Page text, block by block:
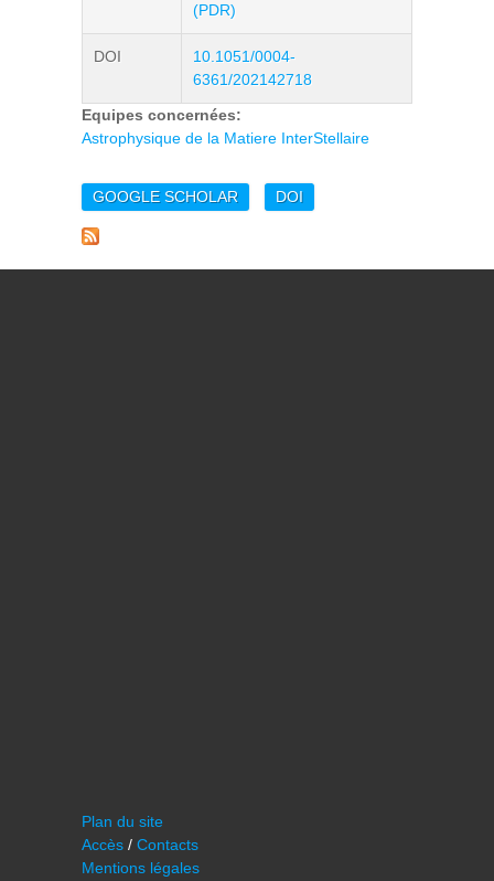
(PDR)
DOI
10.1051/0004-
6361/202142718
Equipes concernées:
Astrophysique de la Matiere InterStellaire
GOOGLE SCHOLAR DOI
Plan du site
Accès / Contacts
Mentions légales